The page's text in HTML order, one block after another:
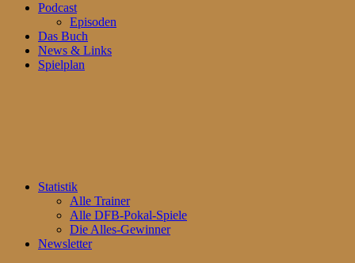
Podcast
Episoden
Das Buch
News & Links
Spielplan
Statistik
Alle Trainer
Alle DFB-Pokal-Spiele
Die Alles-Gewinner
Newsletter